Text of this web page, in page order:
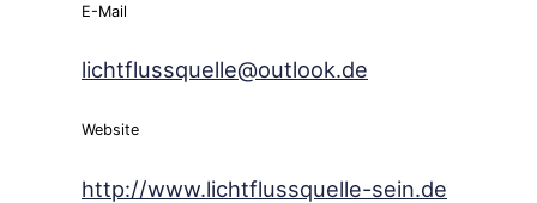
E-Mail
lichtflussquelle@outlook.de
Website
http://www.lichtflussquelle-sein.de